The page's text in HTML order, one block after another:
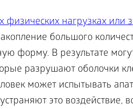
физических нагрузках или
большого
форму. В результате
разрушают оболочки
может испытывать
это воздействие,